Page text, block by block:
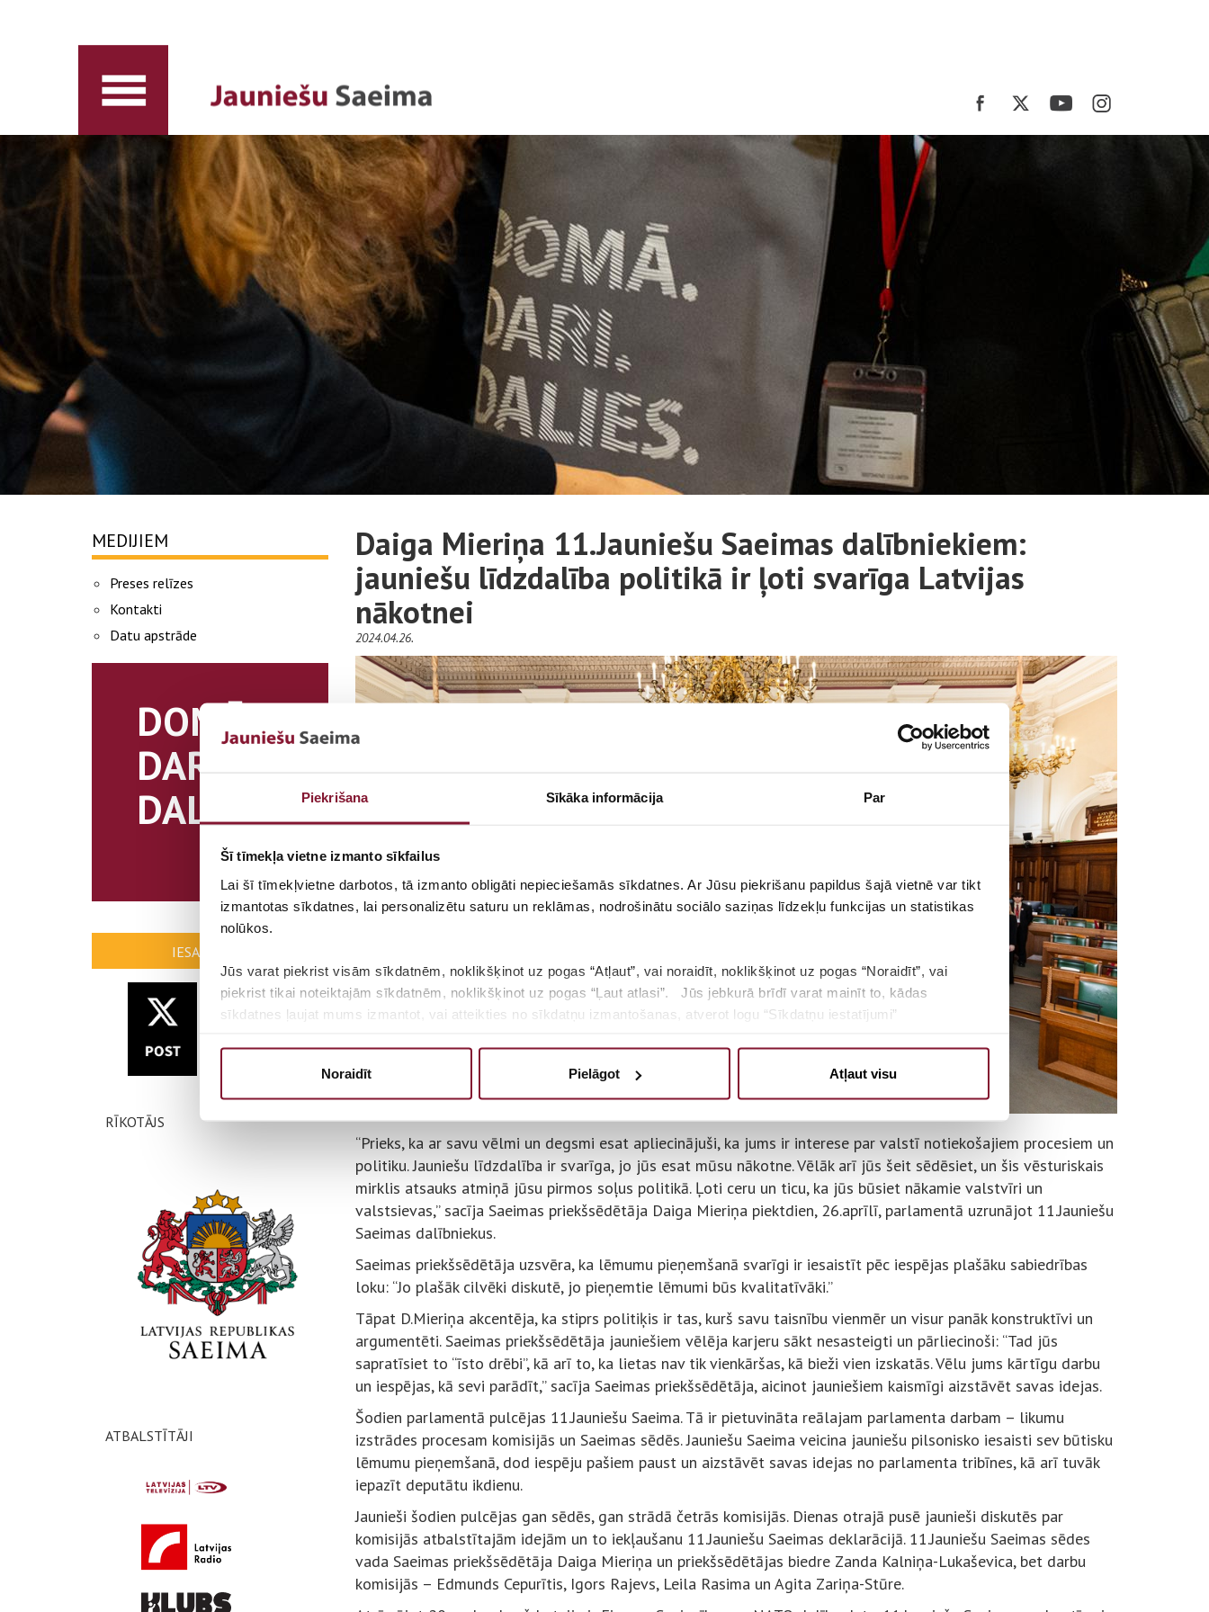
Piekrišana Sīkāka informācija Par
Šī tīmekļa vietne izmanto sīkfailus
Lai šī tīmekļvietne darbotos, tā izmanto obligāti nepieciešamās sīkdatnes. Ar Jūsu piekrišanu papildus šajā vietnē var tikt
izmantotas sīkdatnes, lai personalizētu saturu un reklāmas, nodrošinātu sociālo saziņas līdzekļu funkcijas un statistikas
nolūkos.
Jūs varat piekrist visām sīkdatnēm, noklikšķinot uz pogas “Atļaut”, vai noraidīt, noklikšķinot uz pogas “Noraidīt”, vai
piekrist tikai noteiktajām sīkdatnēm, noklikšķinot uz pogas “Ļaut atlasi”. Jūs jebkurā brīdī varat mainīt to, kādas
sīkdatnes ļaujat mums izmantot, vai atteikties no sīkdatņu izmantošanas, atverot logu “Sīkdatņu iestatījumi”
Noraidīt
Pielāgot Atļaut visu
MEDIJIEM
Preses relīzes
Kontakti
Datu apstrāde
DOMĀ.
DARI.
DALIES.
IESAKI MŪS!
RĪKOTĀJS
ATBALSTĪTĀJI
Daiga Mieriņa 11.Jauniešu Saeimas dalībniekiem:
jauniešu līdzdalība politikā ir ļoti svarīga Latvijas
nākotnei
2024.04.26.
“Prieks, ka ar savu vēlmi un degsmi esat apliecinājuši, ka jums ir interese par valstī notiekošajiem procesiem un
politiku. Jauniešu līdzdalība ir svarīga, jo jūs esat mūsu nākotne. Vēlāk arī jūs šeit sēdēsiet, un šis vēsturiskais
mirklis atsauks atmiņā jūsu pirmos soļus politikā. Ļoti ceru un ticu, ka jūs būsiet nākamie valstvīri un
valstsievas,” sacīja Saeimas priekšsēdētāja Daiga Mieriņa piektdien, 26.aprīlī, parlamentā uzrunājot 11.Jauniešu
Saeimas dalībniekus.
Saeimas priekšsēdētāja uzsvēra, ka lēmumu pieņemšanā svarīgi ir iesaistīt pēc iespējas plašāku sabiedrības
loku: “Jo plašāk cilvēki diskutē, jo pieņemtie lēmumi būs kvalitatīvāki.”
Tāpat D.Mieriņa akcentēja, ka stiprs politiķis ir tas, kurš savu taisnību vienmēr un visur panāk konstruktīvi un
argumentēti. Saeimas priekšsēdētāja jauniešiem vēlēja karjeru sākt nesasteigti un pārliecinoši: “Tad jūs
sapratīsiet to “īsto drēbi”, kā arī to, ka lietas nav tik vienkāršas, kā bieži vien izskatās. Vēlu jums kārtīgu darbu
un iespējas, kā sevi parādīt,” sacīja Saeimas priekšsēdētāja, aicinot jauniešiem kaismīgi aizstāvēt savas idejas.
Šodien parlamentā pulcējas 11.Jauniešu Saeima. Tā ir pietuvināta reālajam parlamenta darbam – likumu
izstrādes procesam komisijās un Saeimas sēdēs. Jauniešu Saeima veicina jauniešu pilsonisko iesaisti sev būtisku
lēmumu pieņemšanā, dod iespēju pašiem paust un aizstāvēt savas idejas no parlamenta tribīnes, kā arī tuvāk
iepazīt deputātu ikdienu.
Jaunieši šodien pulcējas gan sēdēs, gan strādā četrās komisijās. Dienas otrajā pusē jaunieši diskutēs par
komisijās atbalstītajām idejām un to iekļaušanu 11.Jauniešu Saeimas deklarācijā. 11.Jauniešu Saeimas sēdes
vada Saeimas priekšsēdētāja Daiga Mieriņa un priekšsēdētājas biedre Zanda Kalniņa-Lukaševica, bet darbu
komisijās – Edmunds Cepurītis, Igors Rajevs, Leila Rasima un Agita Zariņa-Stūre.